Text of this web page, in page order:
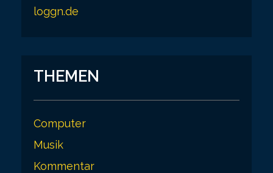
loggn.de
THEMEN
Computer
Musik
Kommentar